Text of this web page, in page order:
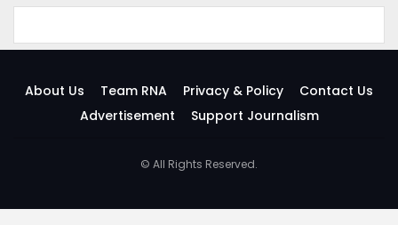
About Us Team RNA Privacy & Policy
Contact Us
Advertisement
Support Journalism
© All Rights Reserved.